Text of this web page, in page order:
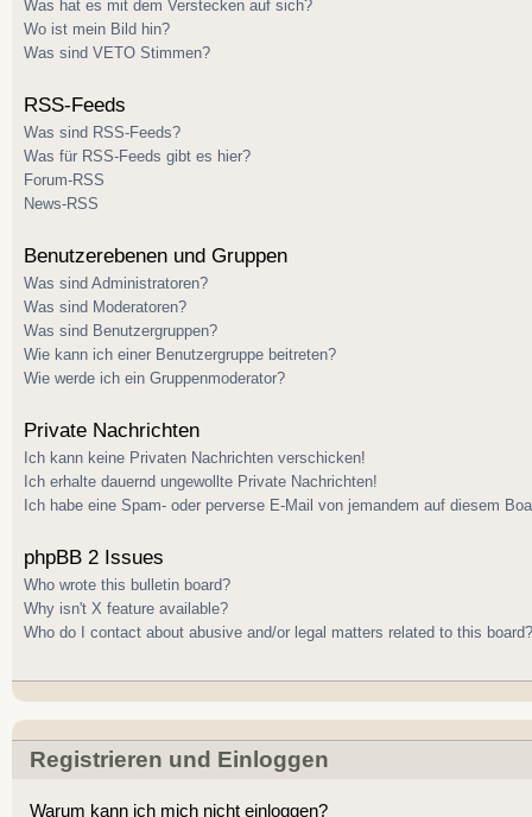
Was hat es mit dem Verstecken auf sich?
Wo ist mein Bild hin?
Was sind VETO Stimmen?
RSS-Feeds
Was sind RSS-Feeds?
Was für RSS-Feeds gibt es hier?
Forum-RSS
News-RSS
Benutzerebenen und Gruppen
Was sind Administratoren?
Was sind Moderatoren?
Was sind Benutzergruppen?
Wie kann ich einer Benutzergruppe beitreten?
Wie werde ich ein Gruppenmoderator?
Private Nachrichten
Ich kann keine Privaten Nachrichten verschicken!
Ich erhalte dauernd ungewollte Private Nachrichten!
Ich habe eine Spam- oder perverse E-Mail von jemandem auf diesem
phpBB 2 Issues
Who wrote this bulletin board?
Why isn't X feature available?
Who do I contact about abusive and/or legal matters related to this board?
Registrieren und Einloggen
Warum kann ich mich nicht einloggen?